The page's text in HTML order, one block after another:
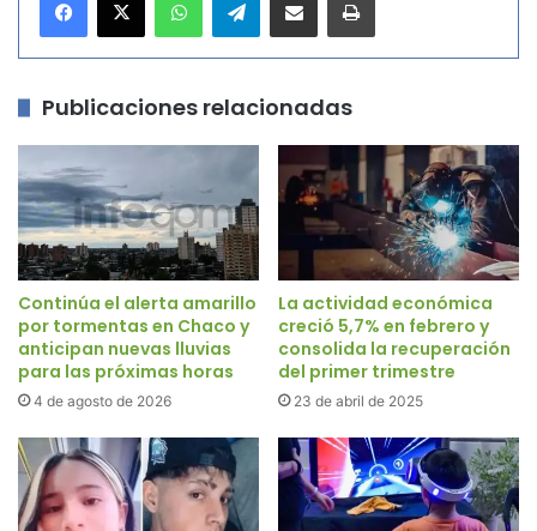
Publicaciones relacionadas
Continúa el alerta amarillo
por tormentas en Chaco y
anticipan nuevas lluvias
para las próximas horas
4 de agosto de 2026
La actividad económica
creció 5,7% en febrero y
consolida la recuperación
del primer trimestre
23 de abril de 2025